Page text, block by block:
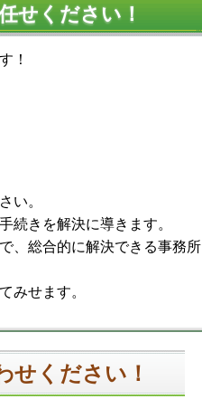
せください！
！
い。
続きを解決に導きます。
、総合的に解決できる事務所
みせます。
せください！